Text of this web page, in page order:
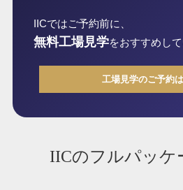
IICではご予約前に、
無料工場見学をおすすめして
工場見学のご予約
IICのフルパッケ